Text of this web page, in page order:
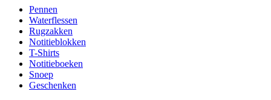
Pennen
Waterflessen
Rugzakken
Notitieblokken
T-Shirts
Notitieboeken
Snoep
Geschenken